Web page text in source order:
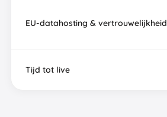
EU-datahosting & vertrouwelijkheid
Tijd tot live